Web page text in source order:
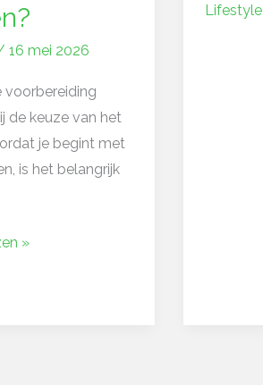
16 mei 2026
voorbereiding
de keuze van het
je begint met
is het belangrijk
»
Lifestyle